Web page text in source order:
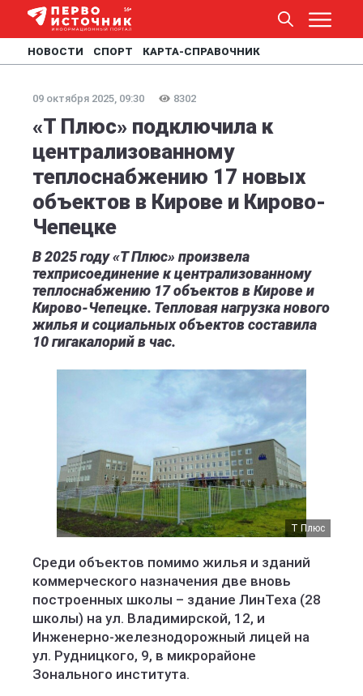
НОВОСТИ СПОРТ КАРТА-СПРАВОЧНИК
09 октября 2025, 09:30 8302
«Т Плюс» подключила к
централизованному
теплоснабжению 17 новых
объектов в Кирове и Кирово-
Чепецке
В 2025 году «Т Плюс» произвела
техприсоединение к централизованному
теплоснабжению 17 объектов в Кирове и
Кирово-Чепецке. Тепловая нагрузка нового
жилья и социальных объектов составила
10 гигакалорий в час.
Т Плюс
Среди объектов помимо жилья и зданий
коммерческого назначения две вновь
построенных школы – здание ЛинТеха (28
школы) на ул. Владимирской, 12, и
Инженерно-железнодорожный лицей на
ул. Рудницкого, 9, в микрорайоне
Зонального института.